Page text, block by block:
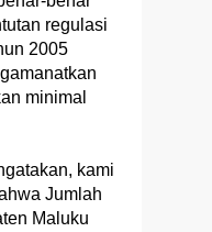
regulasi
2005
minimal
kami
Jumlah
Maluku